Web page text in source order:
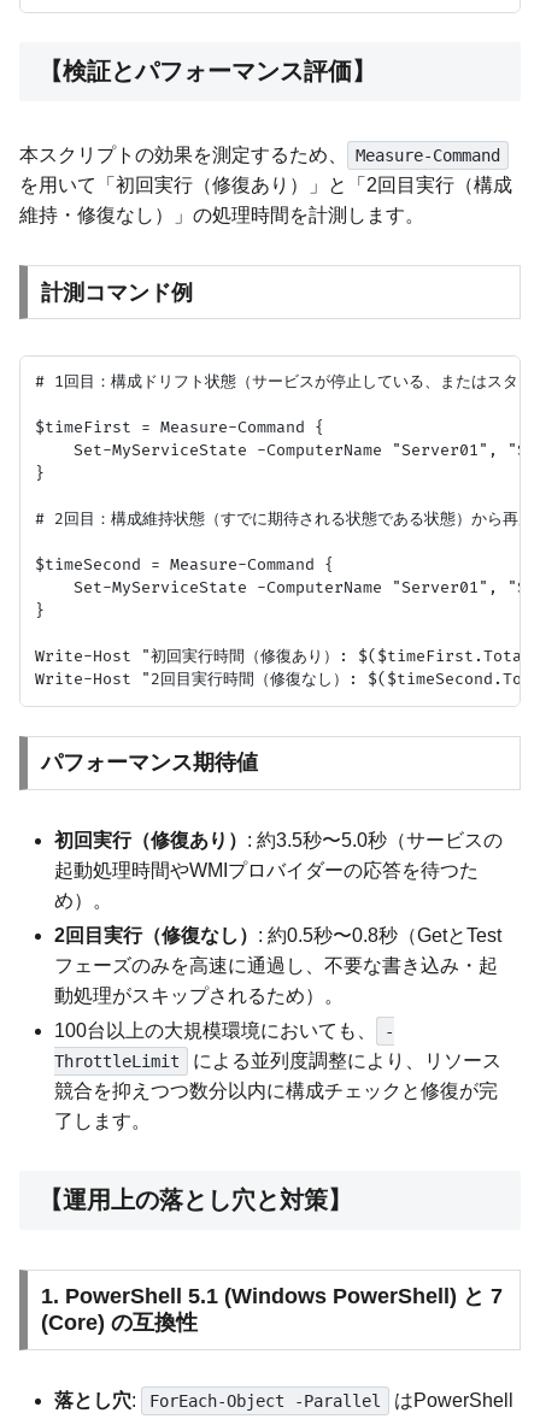
【検証とパフォーマンス評価】
本スクリプトの効果を測定するため、 Measure-Command
を用いて「初回実行（修復あり）」と「2回目実行（構成
維持・修復なし）」の処理時間を計測します。
計測コマンド例
# 1回目：構成ドリフト状態（サービスが停止している、またはスタ
$timeFirst = Measure-Command {
Set-MyServiceState -ComputerName "Server01",
}
# 2回目：構成維持状態（すでに期待される状態である状態）から再度
$timeSecond = Measure-Command {
Set-MyServiceState -ComputerName "Server01",
}
Write-Host "初回実行時間（修復あり）:
パフォーマンス期待値
初回実行（修復あり） : 約3.5秒〜5.0秒（サービスの
起動処理時間やWMIプロバイダーの応答を待つた
め）。
2回目実行（修復なし） : 約0.5秒〜0.8秒（GetとTest
フェーズのみを高速に通過し、不要な書き込み・起
動処理がスキップされるため）。
100台以上の大規模環境においても、
-
ThrottleLimit
による並列度調整により、リソース
競合を抑えつつ数分以内に構成チェックと修復が完
了します。
【運用上の落とし穴と対策】
1. PowerShell 5.1 (Windows PowerShell) と 7
(Core) の互換性
落とし穴: ForEach-Object -Parallel
はPowerShell